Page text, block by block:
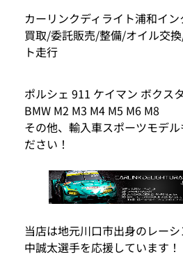
カーリンクディライト浦和イ
買取/委託販売/整備/オイル交
ト走行
ポルシェ 911 ケイマン ボクス
BMW M2 M3 M4 M5 M6 M8
その他、輸入車スポーツモデ
ださい！
当店は地元川口市出身のレー
中誠太選手を応援しています！